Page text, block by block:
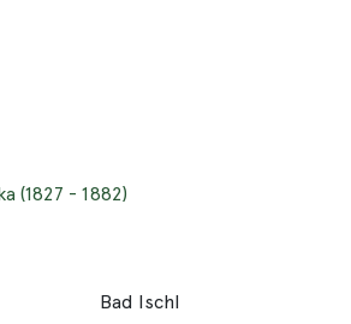
(1827 - 1882)
Bad Ischl